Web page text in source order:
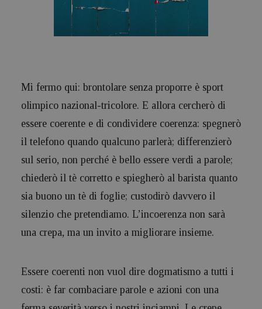
Mi fermo qui: brontolare senza proporre è sport
olimpico nazional-tricolore. E allora cercherò di
essere coerente e di condividere coerenza: spegnerò
il telefono quando qualcuno parlerà; differenzierò
sul serio, non perché è bello essere verdi a parole;
chiederò il tè corretto e spiegherò al barista quanto
sia buono un tè di foglie; custodirò davvero il
silenzio che pretendiamo. L’incoerenza non sarà
una crepa, ma un invito a migliorare insieme.
Essere coerenti non vuol dire dogmatismo a tutti i
costi: è far combaciare parole e azioni con una